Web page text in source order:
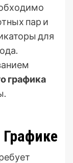
пар и
для
графика